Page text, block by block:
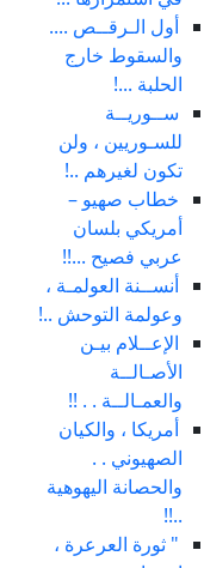
أول الـرقــص ....
والسقوط خارج
الحلبة ...!
ســوريــة
للسـوريين ، ولن
تكون لغيرهم ..!
خطاب صهيو –
أمريكي بلسان
عربي فصيح ...!!
أنســنة العولمـة ،
وعولمة التوحش ..!
الإعــلام بيـن
الأصـالــة
والعمـالــة . . !!
أمريكا ، والكيان
الصهيوني . .
والحصانة اليهوهية
..!!
" ثورة العرعرة ،